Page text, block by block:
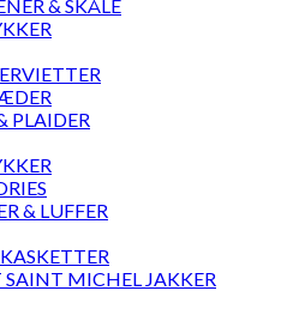
& SKÅLE
PLAIDER
& LUFFER
MICHEL JAKKER